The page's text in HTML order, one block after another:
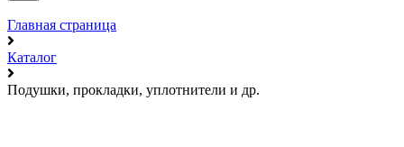
Главная страница
Каталог
Подушки, прокладки, уплотнители и др.